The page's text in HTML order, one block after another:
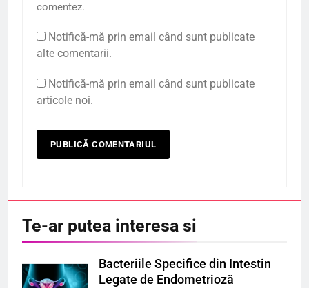
comentez.
Notifică-mă prin email când sunt publicate
alte comentarii.
Notifică-mă prin email când sunt publicate
articole noi.
Te-ar putea interesa si
Bacteriile Specifice din Intestin
Legate de Endometrioză